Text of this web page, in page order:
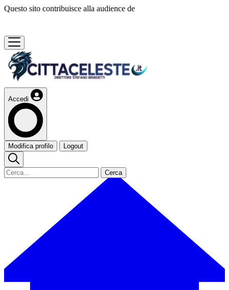
Questo sito contribuisce alla audience de
Accedi
Modifica profilo Logout
Cerca